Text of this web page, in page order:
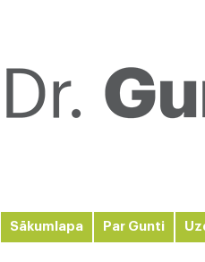
Sākumlapa Par Gunti